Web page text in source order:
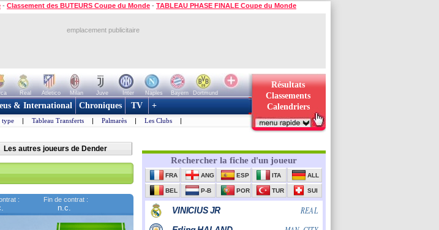
- Classement des BUTEURS Coupe du Monde - TABLEAU PHASE FINALE Coupe du Monde
emplacement publicitaire
Real Atletico Milan Juve Inter Naples Bayern
Dortmund
Résultats
Classements
Calendriers
& International Chroniques TV +
type | Tableau Transferts | Palmarès | Les Clubs |
Les autres joueurs de Dender
: Fin de contrat :
n.c.